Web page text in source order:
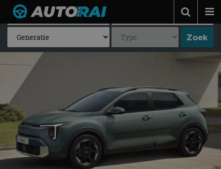
Autonieuws
Podcast
Autotests
Automerken
Adverteren
Contact
MotorRAI.nl